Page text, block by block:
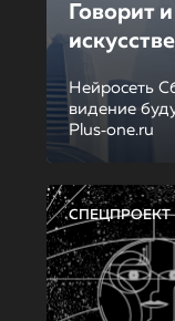
Говорит
Нейросеть
видение
Plus‑one.ru
СПЕЦПРОЕКТ